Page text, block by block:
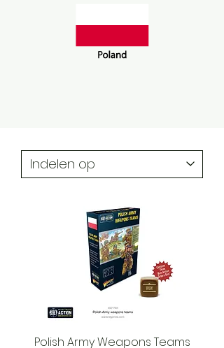
Polish Army Weapons Teams